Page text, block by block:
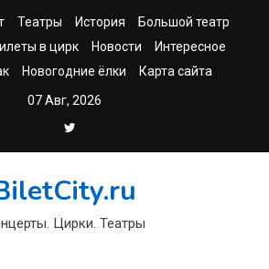
Театры История
Большой театр
в цирк Новости
Интересное
Новогодние ёлки
Карта сайта
07 Авг, 2026
Цирки. Театры